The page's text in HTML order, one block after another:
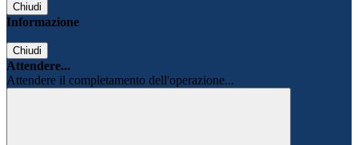
Chiudi
Informazione
Chiudi
Attendere...
Attendere il completamento dell'operazione...